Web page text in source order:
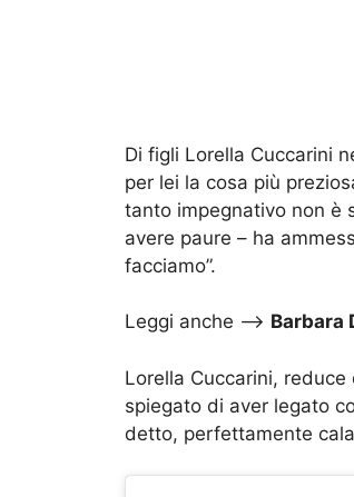
Di figli Lorella Cuccarini
per lei la cosa più
tanto impegnativo non è
avere paure – ha
facciamo”.
Leggi anche –> Barbara
Lorella Cuccarini, reduce
spiegato di aver legato
detto, perfettamente